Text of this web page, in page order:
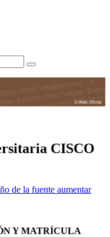
CISCO
de la fuente aumentar
Y MATRÍCULA